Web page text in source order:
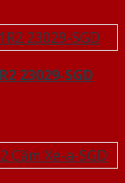
23029-SGD